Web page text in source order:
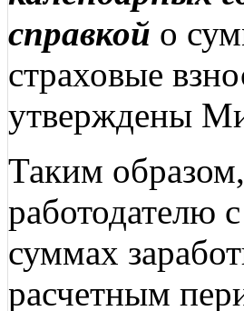
справкой о
страховые
утверждены
Таким
работодателю
суммах
расчетным